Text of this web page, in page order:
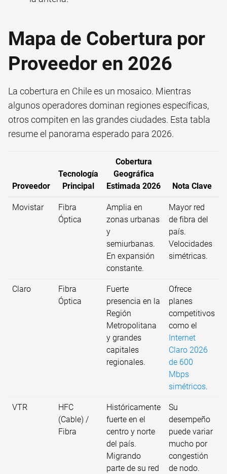
Mapa de Cobertura por
Proveedor en 2026
La cobertura en Chile es un mosaico. Mientras
algunos operadores dominan regiones específicas,
otros compiten en las grandes ciudades. Esta tabla
resume el panorama esperado para 2026.
Proveedor
Tecnología
Principal
Cobertura
Geográfica
Estimada 2026
Nota Clave
Movistar
Fibra
Óptica
Amplia en
zonas urbanas
y
semiurbanas.
En expansión
constante.
Mayor red
de fibra del
país.
Velocidades
simétricas.
Claro
Fibra
Óptica
Fuerte
presencia en la
Región
Metropolitana
y grandes
capitales
regionales.
Ofrece
planes
competitivos
como el
Internet
Claro 2026
de 600
Mbps
simétricos.
VTR
HFC
(Cable) /
Fibra
Históricamente
fuerte en el
centro y norte
del país.
Migrando
parte de su red
Su
desempeño
puede variar
mucho por
congestión
de nodo.